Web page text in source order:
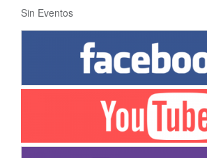
Sin Eventos